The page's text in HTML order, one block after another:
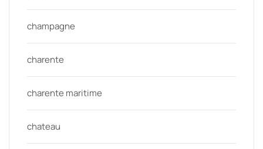
champagne
charente
charente maritime
chateau